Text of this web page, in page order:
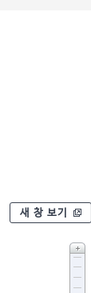
새 창 보기